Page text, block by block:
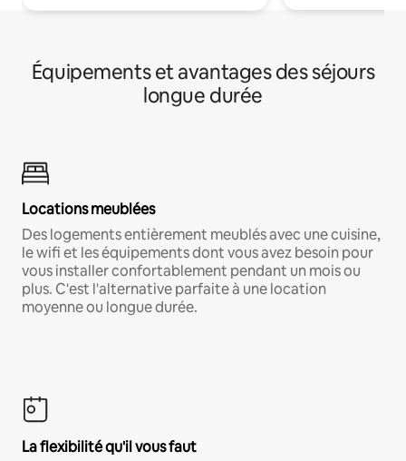
Équipements et avantages des séjours
longue durée
Locations meublées
Des logements entièrement meublés avec une cuisine,
le wifi et les équipements dont vous avez besoin pour
vous installer confortablement pendant un mois ou
plus. C'est l'alternative parfaite à une location
moyenne ou longue durée.
La flexibilité qu'il vous faut